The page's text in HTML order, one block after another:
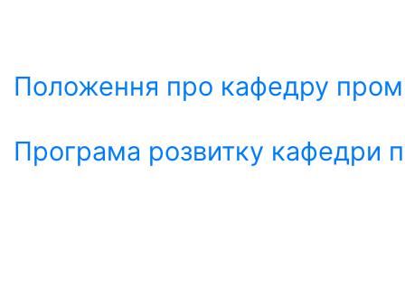
Положення про кафедру
Програма розвитку кафедри